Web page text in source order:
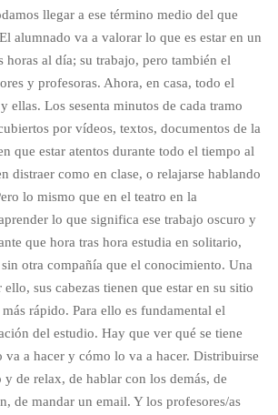
llegar a ese término medio del que
alumnado va a valorar lo que es estar en un
horas al día; su trabajo, pero también el
y profesoras. Ahora, en casa, todo el
ellas. Los sesenta minutos de cada tramo
por vídeos, textos, documentos de la
que estar atentos durante todo el tiempo al
distraer como en clase, o relajarse hablando
lo mismo que en el teatro en la
lo que significa ese trabajo oscuro y
que hora tras hora estudia en solitario,
otra compañía que el conocimiento. Una
sus cabezas tienen que estar en su sitio
rápido. Para ello es fundamental el
del estudio. Hay que ver qué se tiene
va a hacer y cómo lo va a hacer. Distribuirse
y de relax, de hablar con los demás, de
de mandar un email. Y los profesores/as